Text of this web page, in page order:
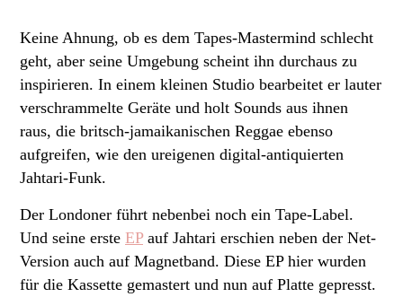
Keine Ahnung, ob es dem Tapes-Mastermind schlecht
geht, aber seine Umgebung scheint ihn durchaus zu
inspirieren. In einem kleinen Studio bearbeitet er lauter
verschrammelte Geräte und holt Sounds aus ihnen
raus, die britsch-jamaikanischen Reggae ebenso
aufgreifen, wie den ureigenen digital-antiquierten
Jahtari-Funk.
Der Londoner führt nebenbei noch ein Tape-Label.
Und seine erste EPauf Jahtari erschien neben der Net-
Version auch auf Magnetband. Diese EP hier wurden
für die Kassette gemastert und nun auf Platte gepresst.